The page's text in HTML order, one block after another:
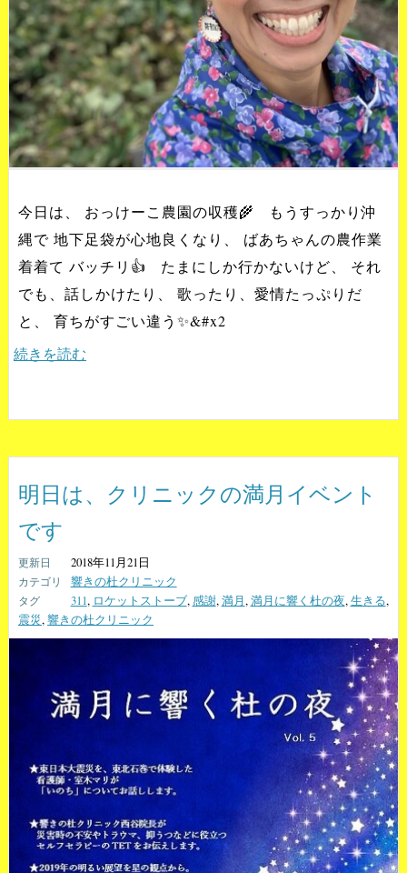
今日は、 おっけーこ農園の収穫🌾 もうすっかり沖
縄で 地下足袋が心地良くなり、 ばあちゃんの農作業
着着て バッチリ👍 たまにしか行かないけど、 それ
でも、話しかけたり、 歌ったり、愛情たっぷりだ
と、 育ちがすごい違う✨&#x2
続きを読む
明日は、クリニックの満月イベント
です
2018年11月21日
響きの杜クリニック
311, ロケットストーブ,感謝,満月,満月に響く杜の夜,生きる,
震災,響きの杜クリニック